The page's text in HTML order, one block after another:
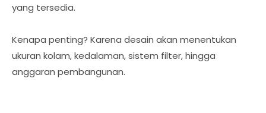
yang tersedia.
Kenapa penting? Karena desain akan menentukan
ukuran kolam, kedalaman, sistem filter, hingga
anggaran pembangunan.